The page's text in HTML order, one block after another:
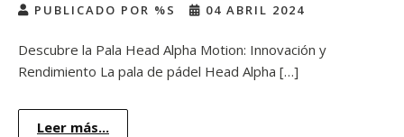
PUBLICADO POR %S 04 ABRIL 2024
Descubre la Pala Head Alpha Motion: Innovación y
Rendimiento La pala de pádel Head Alpha […]
Leer más...